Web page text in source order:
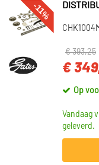
-11%
€ 393,25
€
Op
Vandaag
geleverd.